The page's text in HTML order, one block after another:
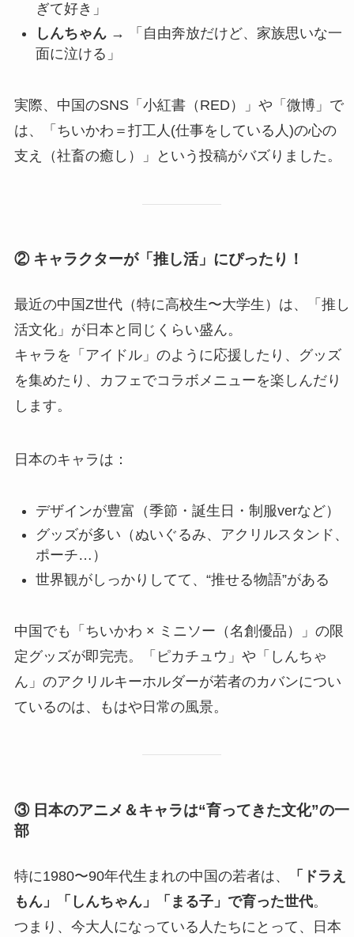
ぎて好き」
しんちゃん→ 「自由奔放だけど、家族思いな一
面に泣ける」
実際、中国のSNS「小紅書（RED）」や「微博」で
は、「ちいかわ＝打工人(仕事をしている人)の心の
支え（社畜の癒し）」という投稿がバズりました。
② キャラクターが「推し活」にぴったり！
最近の中国Z世代（特に高校生〜大学生）は、「推し
活文化」が日本と同じくらい盛ん。
キャラを「アイドル」のように応援したり、グッズ
を集めたり、カフェでコラボメニューを楽しんだり
します。
日本のキャラは：
デザインが豊富（季節・誕生日・制服verなど）
グッズが多い（ぬいぐるみ、アクリルスタンド、
ポーチ…）
世界観がしっかりしてて、“推せる物語”がある
中国でも「ちいかわ × ミニソー（名創優品）」の限
定グッズが即完売。「ピカチュウ」や「しんちゃ
ん」のアクリルキーホルダーが若者のカバンについ
ているのは、もはや日常の風景。
③ 日本のアニメ＆キャラは“育ってきた文化”の一
部
特に1980〜90年代生まれの中国の若者は、
「ドラえ
もん」「しんちゃん」「まる子」で育った世代。
つまり、今大人になっている人たちにとって、日本